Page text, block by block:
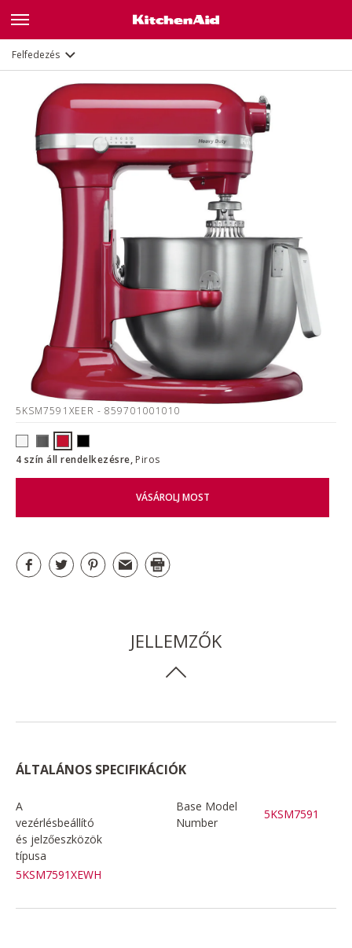
Felfedezés Jellemzők
5KSM7591XEER- 859701001010
4 szín áll rendelkezésre, Piros
VÁSÁROLJ MOST
JELLEMZŐK
ÁLTALÁNOS SPECIFIKÁCIÓK
A
vezérlésbeállító
és jelzőeszközök
típusa
5KSM7591XEWH
Base Model
Number
5KSM7591